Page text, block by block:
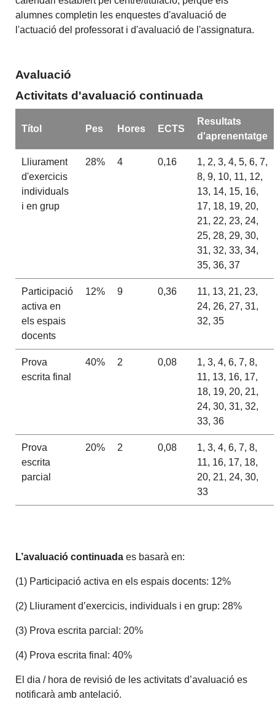
alumnes completin les enquestes d'avaluació de
l'actuació del professorat i d'avaluació de l'assignatura.
Avaluació
Activitats d'avaluació continuada
Títol Pes Hores ECTS
Resultats
d'aprenentatge
Lliurament
d'exercicis
individuals
i en grup
28% 4 0,16
1, 2, 3, 4, 5, 6, 7,
8, 9, 10, 11, 12,
13, 14, 15, 16,
17, 18, 19, 20,
21, 22, 23, 24,
25, 28, 29, 30,
31, 32, 33, 34,
35, 36, 37
Participació
activa en
els espais
docents
12% 9 0,36
11, 13, 21, 23,
24, 26, 27, 31,
32, 35
Prova
escrita final
40% 2 0,08
1, 3, 4, 6, 7, 8,
11, 13, 16, 17,
18, 19, 20, 21,
24, 30, 31, 32,
33, 36
Prova
escrita
parcial
20% 2 0,08
1, 3, 4, 6, 7, 8,
11, 16, 17, 18,
20, 21, 24, 30,
33
L’avaluació continuada es basarà en:
(1) Participació activa en els espais docents: 12%
(2) Lliurament d’exercicis, individuals i en grup: 28%
(3) Prova escrita parcial: 20%
(4) Prova escrita final: 40%
El dia / hora de revisió de les activitats d’avaluació es
notificarà amb antelació.